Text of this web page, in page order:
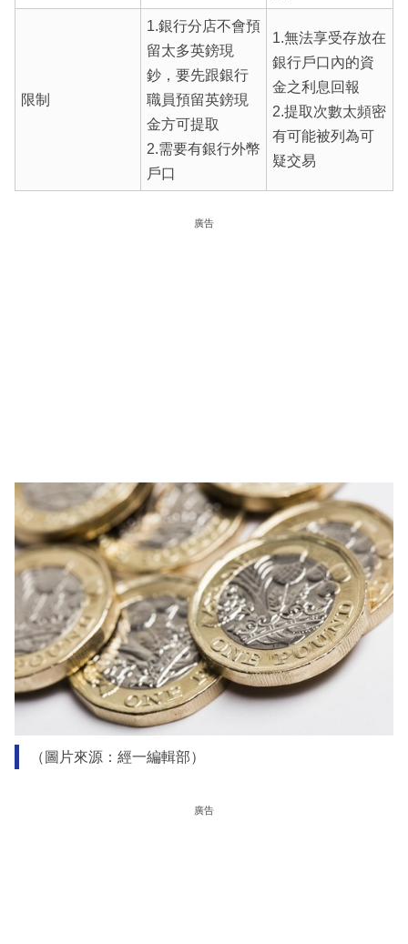
限制
1.銀行分店不會預
留太多英鎊現
鈔，要先跟銀行
職員預留英鎊現
金方可提取
2.需要有銀行外幣
戶口
1.無法享受存放在
銀行戶口內的資
金之利息回報
2.提取次數太頻密
有可能被列為可
疑交易
廣告
（圖片來源：經一編輯部）
廣告